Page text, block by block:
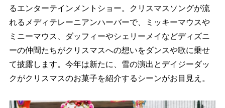
るエンターテインメントショー。クリスマスソングが流
れるメディテレーニアンハーバーで、ミッキーマウス
ミニーマウス、ダッフィーやシェリーメイなどディズニ
ーの仲間たちがクリスマスへの想いをダンスや歌に乗せ
て披露します。今年は新たに、雪の演出とデイジーダッ
クがクリスマスのお菓子を紹介するシーンがお目見え。